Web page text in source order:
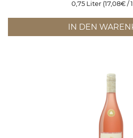
0,75 Liter (17,08€ /
IN DEN